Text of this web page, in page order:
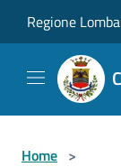
Regione
Home >